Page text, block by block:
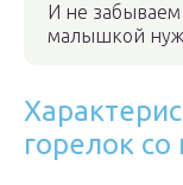
И не забываем
малышкой
горелок